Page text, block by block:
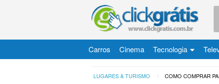
Carros Cinema Tecnologia
LUGARES & TURISMO COMO COMPRAR